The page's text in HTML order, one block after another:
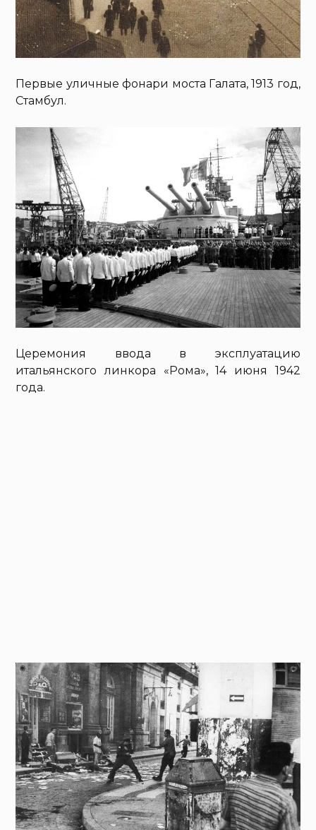
Первые уличные фонари моста Галата, 1913 год,
Стамбул.
Церемония ввода в эксплуатацию
итальянского линкора «Рома», 14 июня 1942
года.